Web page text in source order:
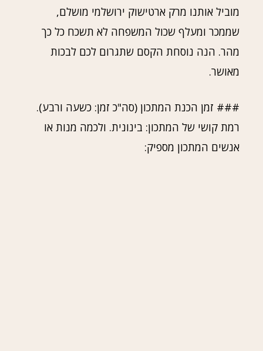
מוביל אותנו מרק ארטישוק ירושלמי מושלם,
שממכר ומעלף שכול המשפחה לא תשכח כל כך
מהר. הנה נוסחת הקסם שתגרום לכם לבכות
מאושר.
### זמן הכנת המתכון (סה"כ זמן: כשעה ורבע).
רמת קושי של המתכון: בינונית. ולכמה מנות או
אנשים המתכון מספיק: